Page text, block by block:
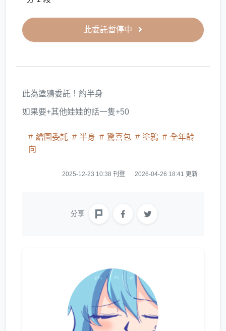
此委託暫停中
此為塗鴉委託！約半身
如果要+其他娃娃的話一隻+50
繪圖委託 半身 驚喜包 塗鴉
全年齡
向
2025-12-23 10:38 刊登 2026-04-26 18:41 更新
分享